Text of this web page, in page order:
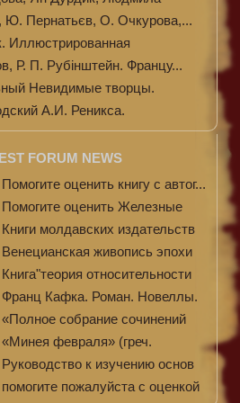
Ю. Пернатьєв, О. Очкурова,...
Иллюстрированная
Р. П. Рубінштейн. Францу...
Невидимые творцы.
А.И. Реникса.
FORUM NEWS
Помогите оценить книгу с автог...
Помогите оценить Железные
Книги молдавских издательств
Венецианская живопись эпохи
Книга"теория относительности
Франц Кафка. Роман. Новеллы.
«Полное собрание сочинений
«Минея февраля» (греч.
Руководство к изучению основ
помогите пожалуйста с оценкой